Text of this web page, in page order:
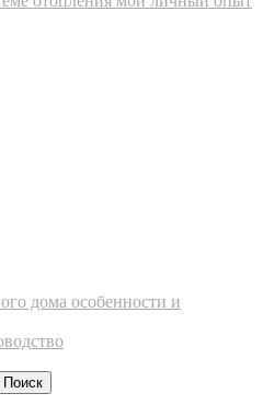
дома особенности и
Поиск